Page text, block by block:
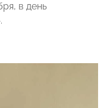
в день